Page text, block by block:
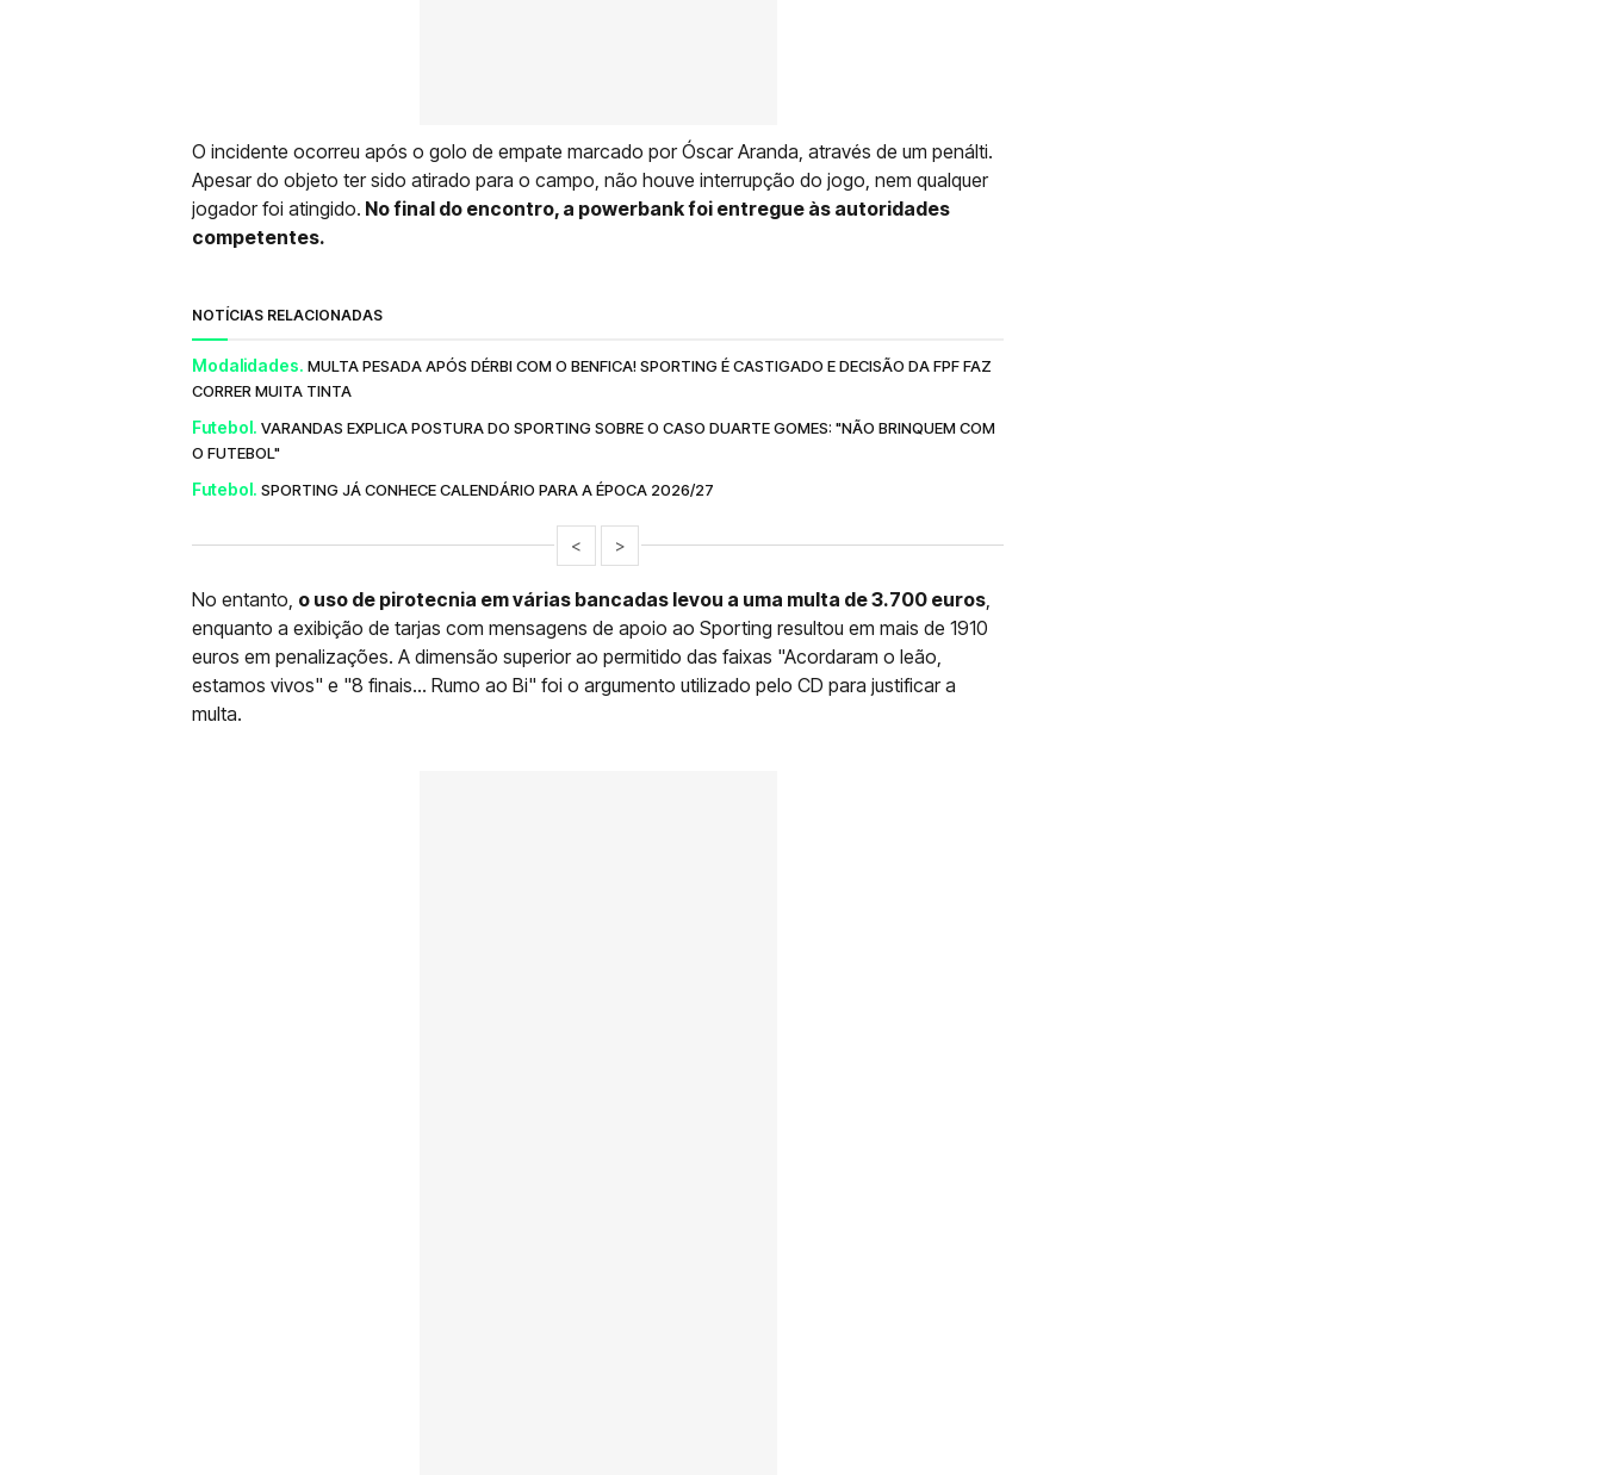
O incidente ocorreu após o golo de empate marcado por Óscar Aranda, através de um penálti.
Apesar do objeto ter sido atirado para o campo, não houve interrupção do jogo, nem qualquer
jogador foi atingido. No final do encontro, a powerbank foi entregue às autoridades
competentes.
NOTÍCIAS RELACIONADAS
Modalidades. MULTA PESADA APÓS DÉRBI COM O BENFICA! SPORTING É CASTIGADO E DECISÃO DA FPF FAZ
CORRER MUITA TINTA
Futebol. VARANDAS EXPLICA POSTURA DO SPORTING SOBRE O CASO DUARTE GOMES: "NÃO BRINQUEM COM
O FUTEBOL"
Futebol. SPORTING JÁ CONHECE CALENDÁRIO PARA A ÉPOCA 2026/27
< >
No entanto, o uso de pirotecnia em várias bancadas levou a uma multa de 3.700 euros
enquanto a exibição de tarjas com mensagens de apoio ao Sporting resultou em mais de 1910
euros em penalizações. A dimensão superior ao permitido das faixas "Acordaram o leão,
estamos vivos" e "8 finais... Rumo ao Bi" foi o argumento utilizado pelo CD para justificar a
multa.